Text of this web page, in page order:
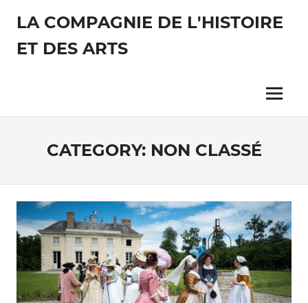
content
LA COMPAGNIE DE L'HISTOIRE
ET DES ARTS
vivre
Menu
CATEGORY: NON CLASSÉ